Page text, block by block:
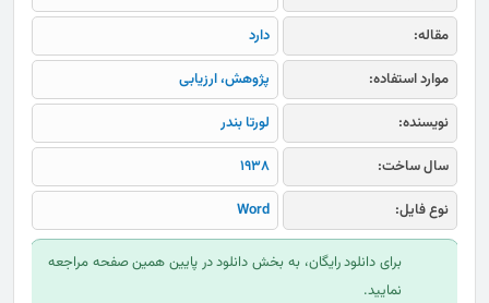
مقاله:
دارد
موارد استفاده:
پژوهش، ارزیابی
نویسنده:
لورتا بندر
سال ساخت:
1938
نوع فایل:
Word
برای دانلود رایگان، به بخش دانلود در پایین همین صفحه مراجعه
نمایید.